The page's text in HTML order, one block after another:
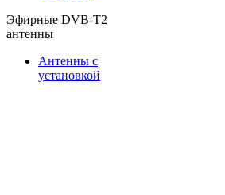
Эфирные DVB-T2
антенны
Антенны с
установкой